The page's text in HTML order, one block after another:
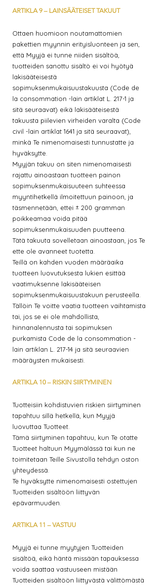
ARTIKLA 9 – LAINSÄÄTEISET TAKUUT
Ottaen huomioon noutamattomien
pakettien myynnin erityisluonteen ja sen,
että Myyjä ei tunne niiden sisältöä,
tuotteiden sanottu sisältö ei voi hyötyä
lakisääteisestä
sopimuksenmukaisuustakuusta (Code de
la consommation -lain artiklat L. 217-1 ja
sitä seuraavat) eikä lakisääteisestä
takuusta piilevien virheiden varalta (Code
civil -lain artiklat 1641 ja sitä seuraavat),
minkä Te nimenomaisesti tunnustatte ja
hyväksytte.
Myyjän takuu on siten nimenomaisesti
rajattu ainoastaan tuotteen painon
sopimuksenmukaisuuteen suhteessa
myyntihetkellä ilmoitettuun painoon, ja
täsmennetään, ettei ± 200 gramman
poikkeamaa voida pitää
sopimuksenmukaisuuden puutteena.
Tätä takuuta sovelletaan ainoastaan, jos Te
ette ole avanneet tuotetta.
Teillä on kahden vuoden määräaika
tuotteen luovutuksesta lukien esittää
vaatimuksenne lakisääteisen
sopimuksenmukaisuustakuun perusteella.
Tällöin Te voitte vaatia tuotteen vaihtamista
tai, jos se ei ole mahdollista,
hinnanalennusta tai sopimuksen
purkamista Code de la consommation -
lain artiklan L. 217-14 ja sitä seuraavien
määräysten mukaisesti.
ARTIKLA 10 – RISKIN SIIRTYMINEN
Tuotteisiin kohdistuvien riskien siirtyminen
tapahtuu sillä hetkellä, kun Myyjä
luovuttaa Tuotteet.
Tämä siirtyminen tapahtuu, kun Te otatte
Tuotteet haltuun Myymälässä tai kun ne
toimitetaan Teille Sivustolla tehdyn oston
yhteydessä.
Te hyväksytte nimenomaisesti ostettujen
Tuotteiden sisältöön liittyvän
epävarmuuden.
ARTIKLA 11 – VASTUU
Myyjä ei tunne myytyjen Tuotteiden
sisältöä, eikä häntä missään tapauksessa
voida saattaa vastuuseen mistään
Tuotteiden sisältöön liittyvästä välittömästä